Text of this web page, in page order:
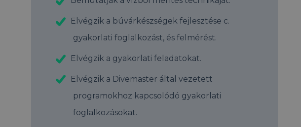
Elvégzik a búvárkészségek fejlesztése c.
gyakorlati foglalkozást, és felmérést.
Elvégzik a gyakorlati feladatokat.
Elvégzik a Divemaster által vezetett
programokhoz kapcsolódó gyakorlati
foglalkozásokat.